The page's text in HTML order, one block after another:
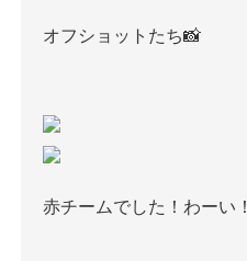
オフショットたち📸
赤チームでした！わーい！